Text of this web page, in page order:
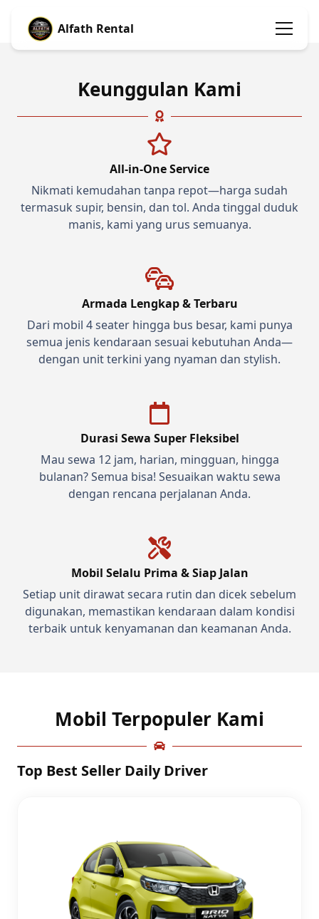
Alfath Rental
Keunggulan Kami
All-in-One Service
Nikmati kemudahan tanpa repot—harga sudah
termasuk supir, bensin, dan tol. Anda tinggal duduk
manis, kami yang urus semuanya.
Armada Lengkap & Terbaru
Dari mobil 4 seater hingga bus besar, kami punya
semua jenis kendaraan sesuai kebutuhan Anda—
dengan unit terkini yang nyaman dan stylish.
Durasi Sewa Super Fleksibel
Mau sewa 12 jam, harian, mingguan, hingga
bulanan? Semua bisa! Sesuaikan waktu sewa
dengan rencana perjalanan Anda.
Mobil Selalu Prima & Siap Jalan
Setiap unit dirawat secara rutin dan dicek sebelum
digunakan, memastikan kendaraan dalam kondisi
terbaik untuk kenyamanan dan keamanan Anda.
Mobil Terpopuler Kami
Top Best Seller Daily Driver